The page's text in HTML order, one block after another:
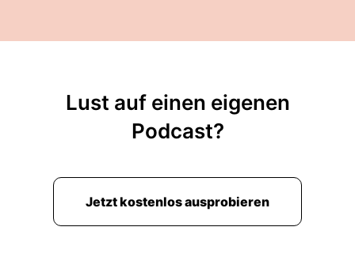
Lust auf einen eigenen
Podcast?
Jetzt kostenlos ausprobieren